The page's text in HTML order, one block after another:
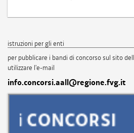
istruzioni per gli enti
per pubblicare i bandi di concorso sul sito
utilizzare l'e-mail
info.concorsi.aall@regione.fvg.it